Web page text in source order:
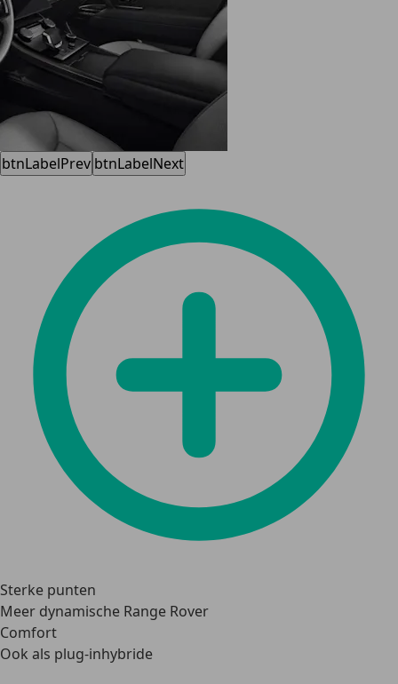
btnLabelPrev btnLabelNext
Sterke punten
Meer dynamische Range Rover
Comfort
Ook als plug-inhybride